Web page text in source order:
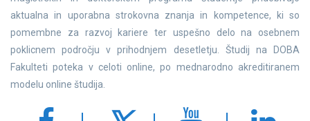
aktualna in uporabna strokovna znanja in kompetence, ki so
pomembne za razvoj kariere ter uspešno delo na osebnem
poklicnem področju v prihodnjem desetletju. Študij na DOBA
Fakulteti poteka v celoti online, po mednarodno akreditiranem
modelu online študija.